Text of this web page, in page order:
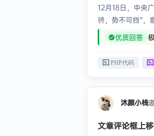
12月18日，中央
骋，势不可挡”，
象。 这组形象生
优质回答
PHP代码
沐颜小栈
文章评论框上